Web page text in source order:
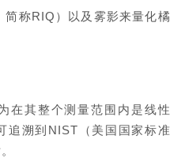
简称RIQ）以及雾影来量化橘
在其整个测量范围内是线性
追溯到NIST（美国国家标准